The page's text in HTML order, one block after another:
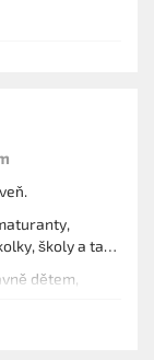
školy a také
dětem,
radost a